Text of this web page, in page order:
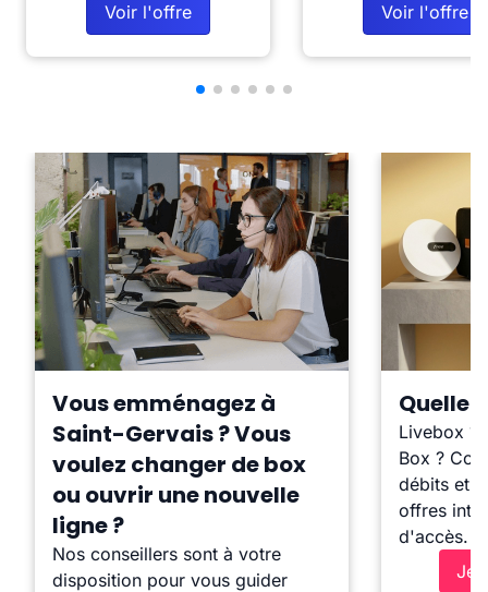
Voir l'offre Voir l'offre
Vous emménagez à
Saint-Gervais ? Vous
voulez changer de box
ou ouvrir une nouvelle
ligne ?
Nos conseillers sont à votre
disposition pour vous guider
Quelle
Livebox ?
Box ?
débits et
offres
d'accès.
Je